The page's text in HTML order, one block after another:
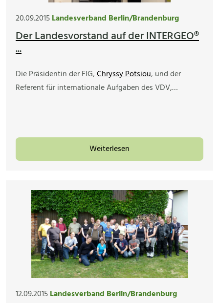
20.09.2015Landesverband Berlin/Brandenburg
Der Landesvorstand auf der INTERGEO®
...
Die Präsidentin der FIG,Chryssy Potsiou, und der
Referent für internationale Aufgaben des VDV,…
Weiterlesen
12.09.2015Landesverband Berlin/Brandenburg